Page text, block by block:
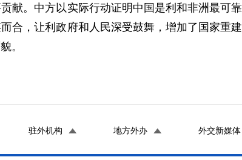
献。中方以实际行动证明中国是利和非洲最可
合，让利政府和人民深受鼓舞，增加了国家重
。
驻外机构 地方外办 外交新媒体